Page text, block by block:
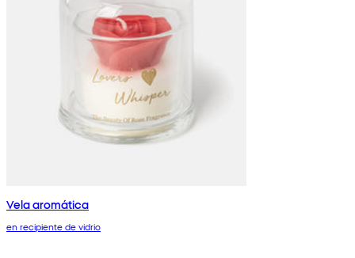
Vela aromática
en recipiente de vidrio